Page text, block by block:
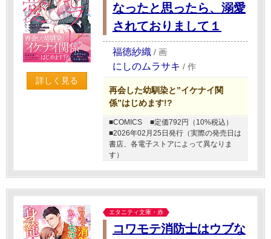
詳しく見る
なったと思ったら、溺愛
されておりまして１
福徳紗織 / 画
にしのムラサキ / 作
再会した幼馴染と”イケナイ関
係”はじめます!?
■COMICS
■定価792円（10%税込）
■2026年02月25日発行（実際の発売日は
書店、各電子ストアによって異なりま
す）
エタニティ文庫・赤
コワモテ消防士はウブな